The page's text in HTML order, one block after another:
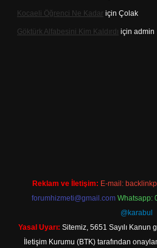
Kocaeli Öğrenci Ne Kadar için Çolak
Göktürk Alfabesini Kim Kaldırdı için admin
Reklam ve İletişim: E-mail:
forumhizmeti@gmail.com Whatsapp:
@karabul
Yasal Uyarı: Sitemiz, 5651 Sayılı Kanun
İletişim Kurumu (BTK) tarafından